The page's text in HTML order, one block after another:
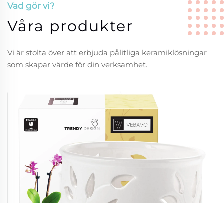
Vad gör vi?
Våra produkter
Vi är stolta över att erbjuda pålitliga keramiklösningar
som skapar värde för din verksamhet.